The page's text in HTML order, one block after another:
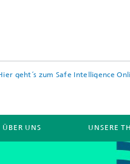
geht´s zum Safe Intelligence
ÜBER UNS UNSERE